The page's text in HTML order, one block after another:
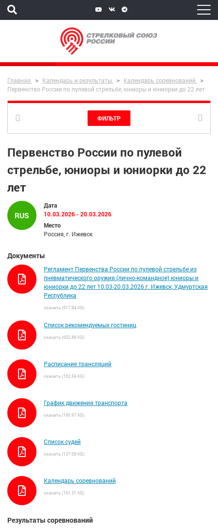
Главная Календарь и результаты
Календарь соревнований
Первенство России по пулевой стрельбе, юниоры и юниорки до 22 лет
ФИЛЬТР
Первенство России по пулевой
стрельбе, юниоры и юниорки до 22
лет
RUS
Дата
10.03.2026 - 20.03.2026
Место
Россия, г. Ижевск
Документы
Регламент Первенства России по пулевой стрельбе из
пневматического оружия (лично-командное) юниоры и
юниорки до 22 лет 10.03-20.03.2026 г. Ижевск, Удмуртская
Республика
скачать (617.84 КБ)
Список рекомендуемых гостиниц
скачать (632.86 КБ)
Расписание трансляций
скачать (162.59 КБ)
График движения транспорта
скачать (195.97 КБ)
Список судей
скачать (137.09 КБ)
Календарь соревнований
скачать (161.31 КБ)
Результаты соревнований